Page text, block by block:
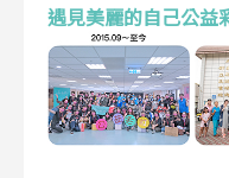
遇見美麗的自己公益